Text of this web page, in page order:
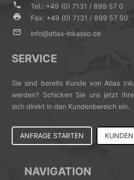
phone Tel.: +49 (0) 7131 / 899 57 0
print Fax: +49 (0) 7131 / 899 57 50
mail_outline info@atlas-inkasso.de
SERVICE
Sie sind bereits Kunde von Atlas
werden? Schicken Sie uns jetzt
sich direkt in den Kundenbereich ein.
ANFRAGE STARTEN
NAVIGATION